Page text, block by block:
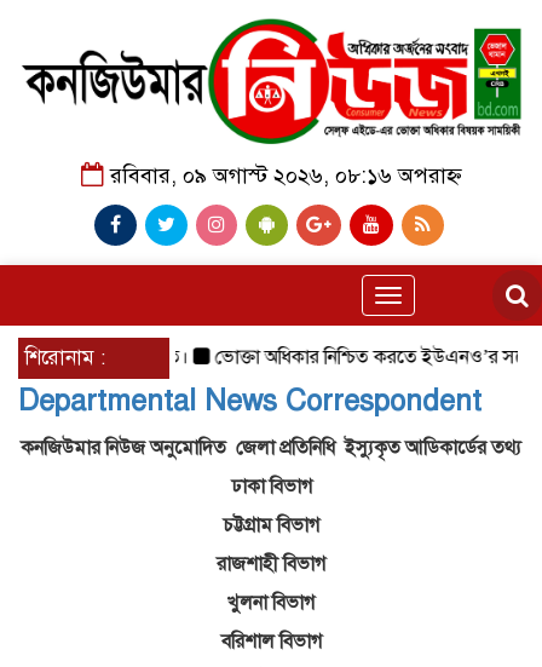
রবিবার, ০৯ অগাস্ট ২০২৬, ০৮:১৬ অপরাহ্ন
Toggle
navigation
শিরোনাম :
সফলভাবে অনুষ্ঠিত। ভোক্তা অধিকার নিশ্চিত করতে ইউএনও’র সঙ্গে
Departmental News Correspondent
কনজিউমার নিউজ অনুমোদিত জেলা প্রতিনিধি ইস্যুকৃত আডিকার্ডের তথ্য
ঢাকা বিভাগ
চট্টগ্রাম বিভাগ
রাজশাহী বিভাগ
খুলনা বিভাগ
বরিশাল বিভাগ